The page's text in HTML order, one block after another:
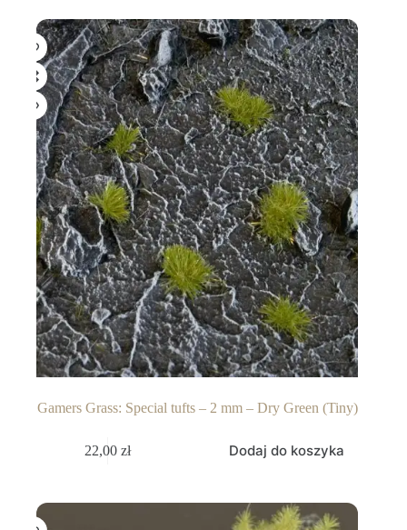
Gamers Grass: Special tufts – 2 mm – Dry Green (Tiny)
22,00zł Dodaj do koszyka